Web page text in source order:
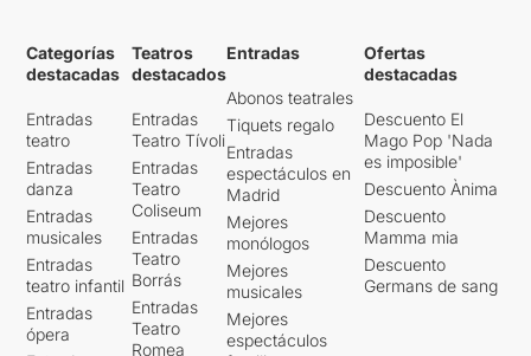
Categorías
destacadas
Entradas
teatro
Entradas
danza
Entradas
musicales
Entradas
teatro infantil
Entradas
ópera
Teatros
destacados
Entradas
Teatro Tívoli
Entradas
Teatro
Coliseum
Entradas
Teatro
Borrás
Entradas
Teatro
Romea
Entradas
Abonos teatrales
Tiquets regalo
Entradas
espectáculos en
Madrid
Mejores
monólogos
Mejores
musicales
Mejores
espectáculos
Ofertas
destacadas
Descuento El
Mago Pop 'Nada
es imposible'
Descuento Ànima
Descuento
Mamma mia
Descuento
Germans de sang